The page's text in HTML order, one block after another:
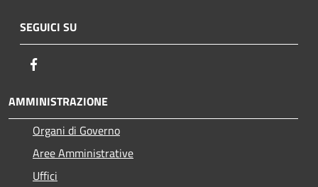
SEGUICI SU
AMMINISTRAZIONE
Organi di Governo
Aree Amministrative
Uffici